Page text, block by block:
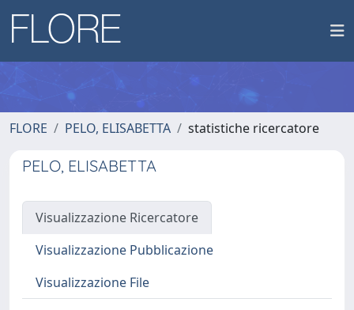
FLORE PELO, ELISABETTA statistiche ricercatore
PELO, ELISABETTA
Visualizzazione Ricercatore
Visualizzazione Pubblicazione
Visualizzazione File